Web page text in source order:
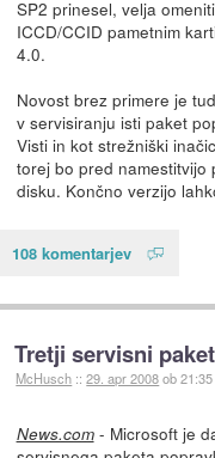
SP2 prinesel, velja
ICCD/CCID pametnim
4.0.
Novost brez primere je
v servisiranju isti paket
Visti in kot strežniški
torej bo pred namestitvijo
disku. Končno verzijo
108 komentarjev
Tretji servisni
McHusch ::29. apr 2008ob 21:35
News.com- Microsoft je